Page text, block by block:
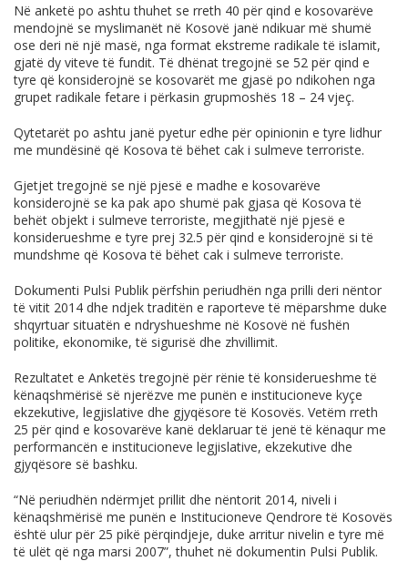
Në anketë po ashtu thuhet se rreth 40 për qind e kosovarëve
mendojnë se myslimanët në Kosovë janë ndikuar më shumë
ose deri në një masë, nga format ekstreme radikale të islamit,
gjatë dy viteve të fundit. Të dhënat tregojnë se 52 për qind e
tyre që konsiderojnë se kosovarët me gjasë po ndikohen nga
grupet radikale fetare i përkasin grupmoshës 18 – 24 vjeç.
Qytetarët po ashtu janë pyetur edhe për opinionin e tyre lidhur
me mundësinë që Kosova të bëhet cak i sulmeve terroriste.
Gjetjet tregojnë se një pjesë e madhe e kosovarëve
konsiderojnë se ka pak apo shumë pak gjasa që Kosova të
behët objekt i sulmeve terroriste, megjithatë një pjesë e
konsiderueshme e tyre prej 32.5 për qind e konsiderojnë si të
mundshme që Kosova të bëhet cak i sulmeve terroriste.
Dokumenti Pulsi Publik përfshin periudhën nga prilli deri nëntor
të vitit 2014 dhe ndjek traditën e raporteve të mëparshme duke
shqyrtuar situatën e ndryshueshme në Kosovë në fushën
politike, ekonomike, të sigurisë dhe zhvillimit.
Rezultatet e Anketës tregojnë për rënie të konsiderueshme të
kënaqshmërisë së njerëzve me punën e institucioneve kyçe
ekzekutive, legjislative dhe gjyqësore të Kosovës. Vetëm rreth
25 për qind e kosovarëve kanë deklaruar të jenë të kënaqur me
performancën e institucioneve legjislative, ekzekutive dhe
gjyqësore së bashku.
“Në periudhën ndërmjet prillit dhe nëntorit 2014, niveli i
kënaqshmërisë me punën e Institucioneve Qendrore të Kosovës
është ulur për 25 pikë përqindjeje, duke arritur nivelin e tyre më
të ulët që nga marsi 2007”, thuhet në dokumentin Pulsi Publik.